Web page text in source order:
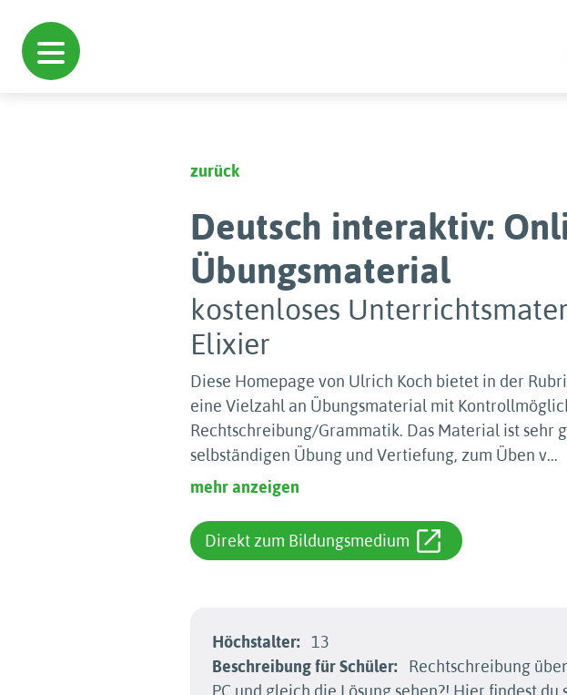
zurück
Deutsch interaktiv:
Übungsmaterial
kostenloses
Elixier
Diese Homepage von Ulrich Koch bietet in der
eine Vielzahl an Übungsmaterial mit
Rechtschreibung/Grammatik. Das Material ist sehr
selbständigen Übung und Vertiefung, zum Üben v...
mehr anzeigen
Direkt zum Bildungsmedium
Höchstalter:
13
Beschreibung für Schüler:
Rechtschreibung
PC und gleich die Lösung sehen?! Hier findest du